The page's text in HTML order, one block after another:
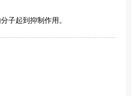
子起到抑制作用。